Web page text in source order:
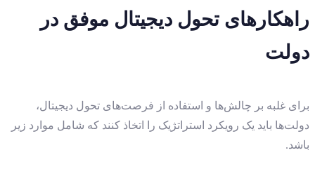
راهکارهای تحول دیجیتال موفق در
دولت
برای غلبه بر چالش‌ها و استفاده از فرصت‌های تحول دیجیتال،
دولت‌ها باید یک رویکرد استراتژیک را اتخاذ کنند که شامل موارد زیر
باشد.